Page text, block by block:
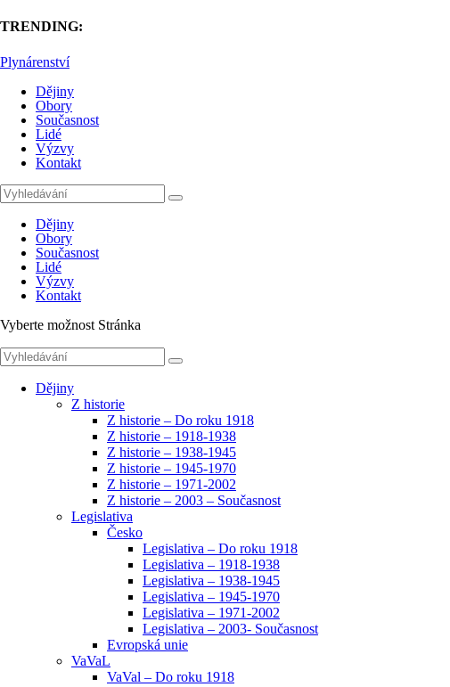
TRENDING:
Plynárenství
Dějiny
Obory
Současnost
Lidé
Výzvy
Kontakt
Dějiny
Obory
Současnost
Lidé
Výzvy
Kontakt
Vyberte možnost Stránka
Dějiny
Z historie
Z historie – Do roku 1918
Z historie – 1918-1938
Z historie – 1938-1945
Z historie – 1945-1970
Z historie – 1971-2002
Z historie – 2003 – Současnost
Legislativa
Česko
Legislativa – Do roku 1918
Legislativa – 1918-1938
Legislativa – 1938-1945
Legislativa – 1945-1970
Legislativa – 1971-2002
Legislativa – 2003- Současnost
Evropská unie
VaVaL
VaVal – Do roku 1918